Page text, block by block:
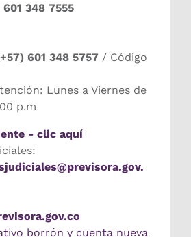
601 348 7555
601 348 5757 / Código
Lunes a Viernes de
p.m
- clic aquí
borrón y cuenta nueva